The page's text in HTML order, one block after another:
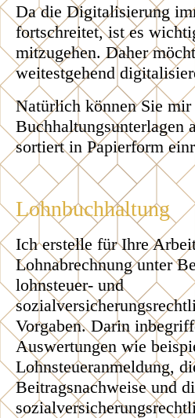
Da die Digitalisierung
fortschreitet, ist es
mitzugehen. Daher
weitestgehend
Natürlich können Sie mir
Buchhaltungsunterlagen
sortiert in Papierform
Lohnbuchhaltung
Ich erstelle für Ihre
Lohnabrechnung unter
lohnsteuer- und
Vorgaben. Darin
Auswertungen wie
Lohnsteueranmeldung,
Beitragsnachweise und